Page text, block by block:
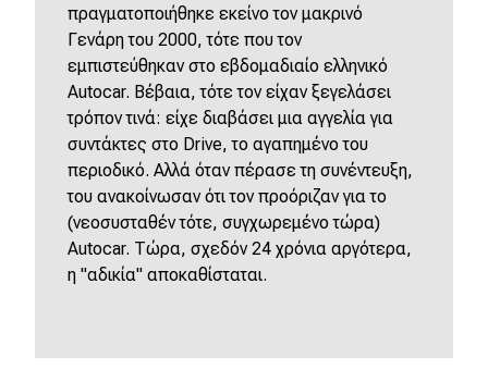
πραγματοποιήθηκε εκείνο τον μακρινό
Γενάρη του 2000, τότε που τον
εμπιστεύθηκαν στο εβδομαδιαίο ελληνικό
Autocar. Βέβαια, τότε τον είχαν ξεγελάσει
τρόπον τινά: είχε διαβάσει μια αγγελία για
συντάκτες στο Drive, το αγαπημένο του
περιοδικό. Αλλά όταν πέρασε τη συνέντευξη,
του ανακοίνωσαν ότι τον προόριζαν για το
(νεοσυσταθέν τότε, συγχωρεμένο τώρα)
Autocar. Τώρα, σχεδόν 24 χρόνια αργότερα,
η "αδικία" αποκαθίσταται.